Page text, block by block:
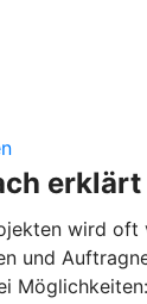
erklärt
wird oft
und